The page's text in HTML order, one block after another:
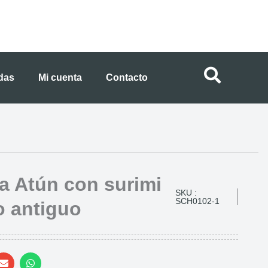
Mi cuenta Contacto
Atún con surimi
antiguo
SKU :
SCH0102-1